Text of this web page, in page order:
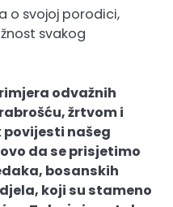
o svojoj porodici,
svakog
odvažnih
žrtvom i
našeg
da se prisjetimo
bosanskih
koji su stameno